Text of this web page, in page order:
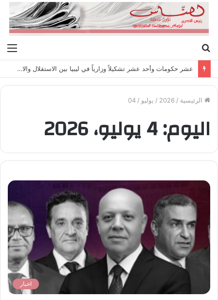
عن
عشر حكومات وأحد عشر تشكيلاً وزارياً في ليبيا بين الاستقلال والانقلاب (1951 – 1969)
الرئيسية /
2026
/ يوليو /
04
اليوم:4 يوليو، 2026
اخبار